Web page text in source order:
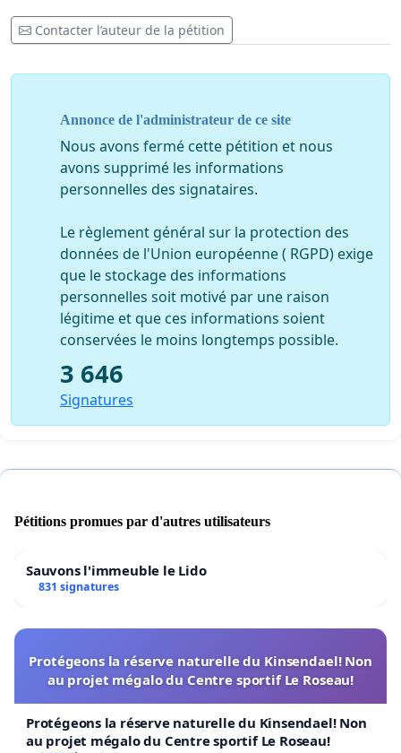
Contacter l’auteur de la pétition
Annonce de l'administrateur de ce site
Nous avons fermé cette pétition et nous
avons supprimé les informations
personnelles des signataires.
Le règlement général sur la protection des
données de l'Union européenne ( RGPD) exige
que le stockage des informations
personnelles soit motivé par une raison
légitime et que ces informations soient
conservées le moins longtemps possible.
3 646
Signatures
Pétitions promues par d'autres utilisateurs
Sauvons l'immeuble le Lido
831 signatures
Protégeons la réserve naturelle du Kinsendael! Non
au projet mégalo du Centre sportif Le Roseau!
Protégeons la réserve naturelle du Kinsendael! Non
au projet mégalo du Centre sportif Le Roseau!